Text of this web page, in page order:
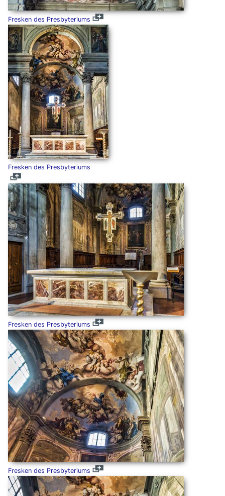
Fresken des Presbyteriums
Fresken des Presbyteriums
Fresken des Presbyteriums
Fresken des Presbyteriums